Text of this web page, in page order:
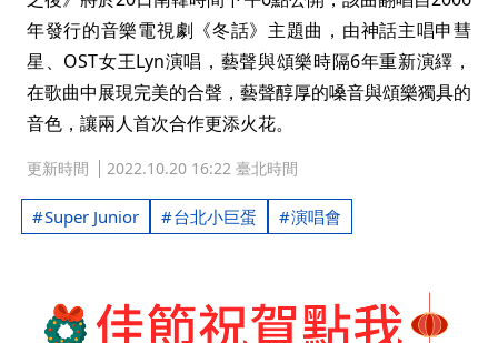
年發行的音樂電視劇《冬話》主題曲，由神話主唱申彗
星、OST女王Lyn演唱，藝聲與頌樂時隔6年重新演繹，
在歌曲中展現完美的合聲，藝聲醇厚的嗓音與頌樂獨具的
音色，讓兩人首次合作更添火花。
更新時間 2022.10.20 16:22 臺北時間
Super Junior 台北小巨蛋 演唱會